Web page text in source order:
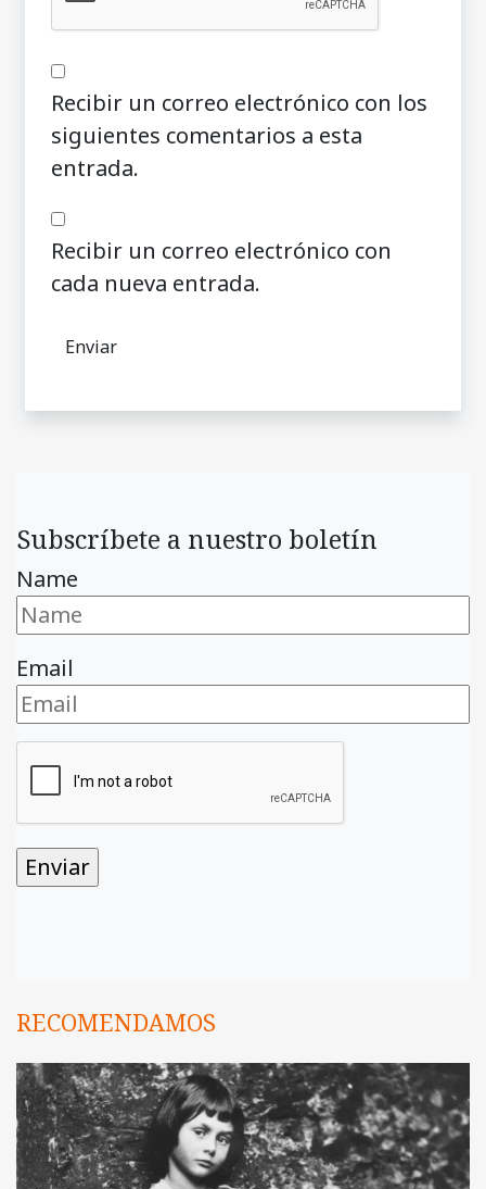
Recibir un correo electrónico con los
siguientes comentarios a esta
entrada.
Recibir un correo electrónico con
cada nueva entrada.
Subscríbete a nuestro boletín
Name
Email
RECOMENDAMOS